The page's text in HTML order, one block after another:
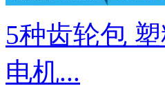
5种齿轮包
电机...